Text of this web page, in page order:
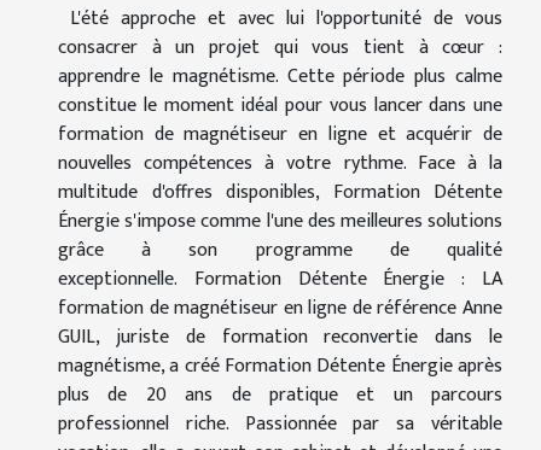
L'été approche et avec lui l'opportunité de vous
consacrer à un projet qui vous tient à cœur :
apprendre le magnétisme. Cette période plus calme
constitue le moment idéal pour vous lancer dans une
formation de magnétiseur en ligne et acquérir de
nouvelles compétences à votre rythme. Face à la
multitude d'offres disponibles, Formation Détente
Énergie s'impose comme l'une des meilleures solutions
grâce à son programme de qualité
exceptionnelle. Formation Détente Énergie : LA
formation de magnétiseur en ligne de référence Anne
GUIL, juriste de formation reconvertie dans le
magnétisme, a créé Formation Détente Énergie après
plus de 20 ans de pratique et un parcours
professionnel riche. Passionnée par sa véritable